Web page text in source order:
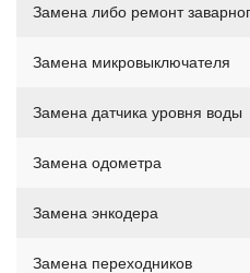
Замена либо ремонт
Замена микровыключателя
Замена датчика уровня воды
Замена одометра
Замена энкодера
Замена переходников